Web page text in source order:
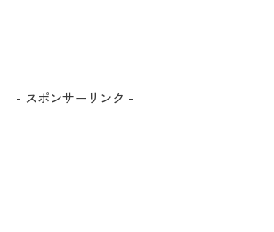
- スポンサーリンク -